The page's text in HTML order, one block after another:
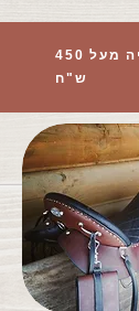
משלוח חינם בכל קניה מעל 450
ש"ח